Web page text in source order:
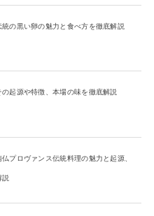
の黒い卵の魅力と食べ方を徹底解説
起源や特徴、本場の味を徹底解説
プロヴァンス伝統料理の魅力と起源、
説